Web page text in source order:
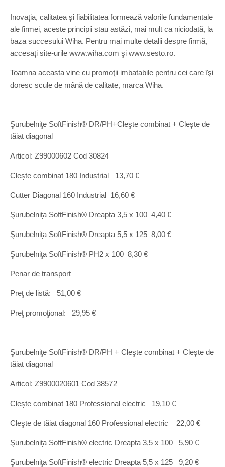
Inovaţia, calitatea şi fiabilitatea formează valorile fundamentale
ale firmei, aceste principii stau astăzi, mai mult ca niciodată, la
baza succesului Wiha. Pentru mai multe detalii despre firmă,
accesaţi site-urile www.wiha.com şi www.sesto.ro.
Toamna aceasta vine cu promoţii imbatabile pentru cei care îşi
doresc scule de mână de calitate, marca Wiha.
Şurubelniţe SoftFinish® DR/PH+Cleşte combinat + Cleşte de
tăiat diagonal
Articol: Z99000602 Cod 30824
Cleşte combinat 180 Industrial 13,70 €
Cutter Diagonal 160 Industrial 16,60 €
Şurubelniţa SoftFinish® Dreapta 3,5 x 100 4,40 €
Şurubelniţa SoftFinish® Dreapta 5,5 x 125 8,00 €
Şurubelniţa SoftFinish® PH2 x 100 8,30 €
Penar de transport
Preţ de listă: 51,00 €
Preţ promoţional: 29,95 €
Şurubelniţe SoftFinish® DR/PH + Cleşte combinat + Cleşte de
tăiat diagonal
Articol: Z9900020601 Cod 38572
Cleşte combinat 180 Professional electric 19,10 €
Cleşte de tăiat diagonal 160 Professional electric 22,00 €
Şurubelniţa SoftFinish® electric Dreapta 3,5 x 100 5,90 €
Şurubelniţa SoftFinish® electric Dreapta 5,5 x 125 9,20 €